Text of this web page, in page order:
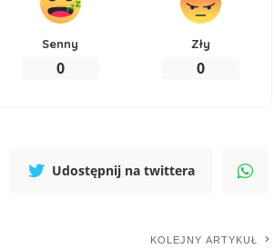
Senny
0
Zły
0
Udostępnij na twittera
KOLEJNY ARTYKUŁ